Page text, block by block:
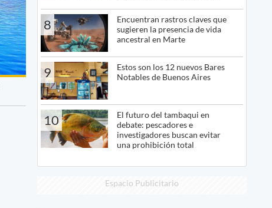
8
Encuentran rastros claves que
sugieren la presencia de vida
ancestral en Marte
9
Estos son los 12 nuevos Bares
Notables de Buenos Aires
10
El futuro del tambaqui en
debate: pescadores e
investigadores buscan evitar
una prohibición total
Espacio Publicitario